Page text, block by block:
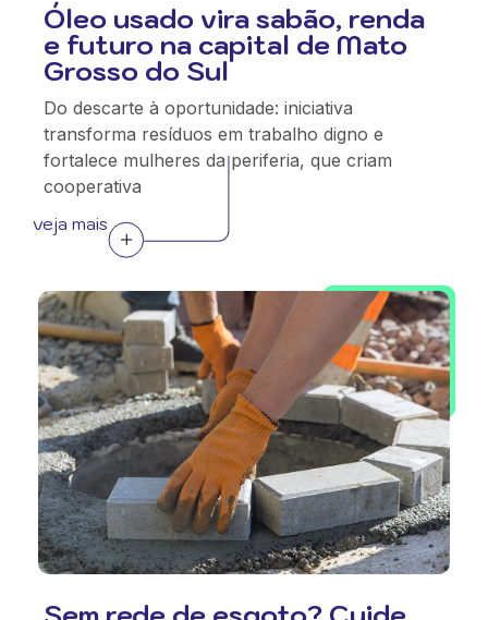
Óleo usado vira sabão, renda
e futuro na capital de Mato
Grosso do Sul
Do descarte à oportunidade: iniciativa
transforma resíduos em trabalho digno e
fortalece mulheres da periferia, que criam
cooperativa
veja mais